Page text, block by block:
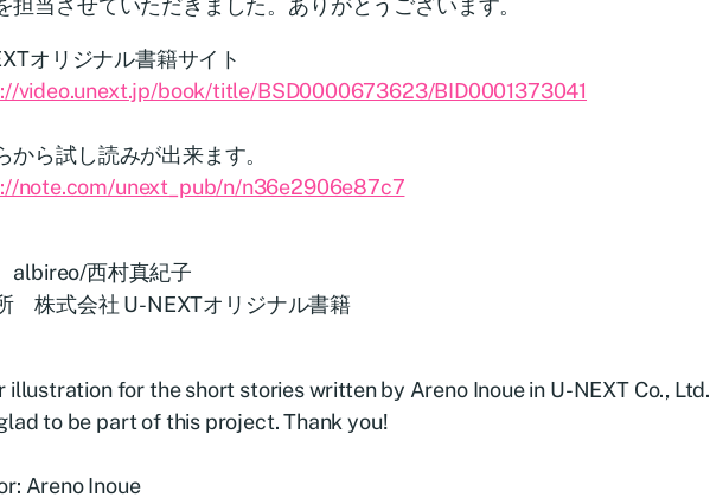
担当させていただきました。ありがとうございます。
オリジナル書籍サイト
video.unext.jp/book/title/BSD0000673623/BID0001373041
から試し読みが出来ます。
note.com/unext_pub/n/n36e2906e87c7
西村真紀子
株式会社 U-NEXTオリジナル書籍
illustration for the short stories written by Areno Inoue in U-NEXT Co., Ltd.
to be part of this project. Thank you!
Areno Inoue